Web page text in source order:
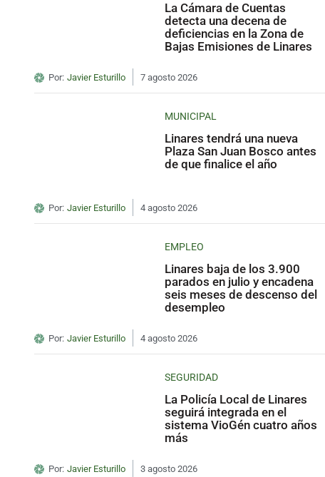
La Cámara de Cuentas
detecta una decena de
deficiencias en la Zona de
Bajas Emisiones de Linares
Por: Javier Esturillo 7 agosto 2026
MUNICIPAL
Linares tendrá una nueva
Plaza San Juan Bosco antes
de que finalice el año
Por: Javier Esturillo 4 agosto 2026
EMPLEO
Linares baja de los 3.900
parados en julio y encadena
seis meses de descenso del
desempleo
Por: Javier Esturillo 4 agosto 2026
SEGURIDAD
La Policía Local de Linares
seguirá integrada en el
sistema VioGén cuatro años
más
Por: Javier Esturillo 3 agosto 2026